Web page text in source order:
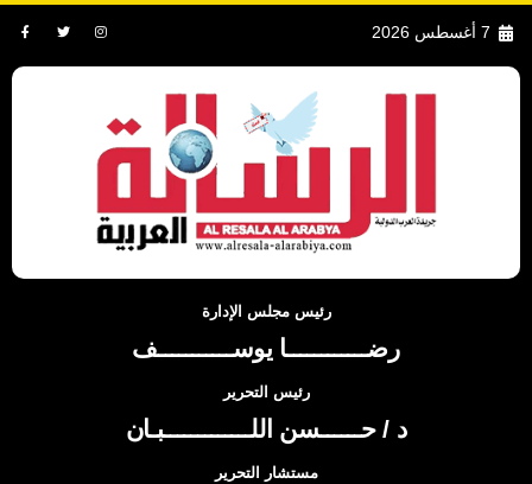
7 أغسطس 2026
رئيس مجلس الإدارة
رضــــــــــــا يوســـــــــــف
رئيس التحرير
د / حــــــسن اللـــــــــــــبـان
مستشار التحرير